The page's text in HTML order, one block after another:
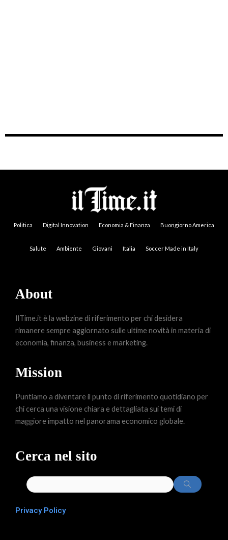
Politica Digital Innovation Economia & Finanza Buongiorno America
Salute Ambiente Giovani Italia Soccer Made in Italy
About
IlTime.it è la webzine di riferimento per chi desidera
rimanere sempre aggiornato sulle ultime novità in materia di
economia, finanza, business e marketing.
Mission
Puntiamo a diventare il punto di riferimento quotidiano per
chi cerca una visione chiara e dettagliata sui temi di
maggiore impatto nel panorama economico globale.
Cerca nel sito
Privacy Policy